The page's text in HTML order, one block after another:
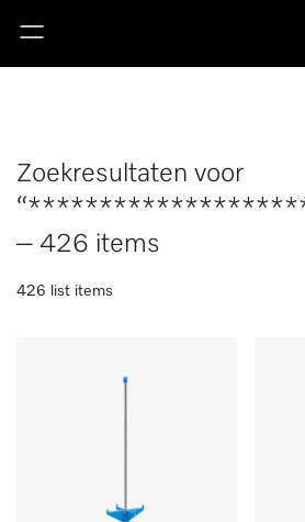
Zoekresultaten voor
– 426 items
426 list items